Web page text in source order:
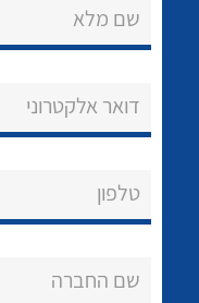
שם מלא
דואר אלקטרוני
טלפון
שם החברה